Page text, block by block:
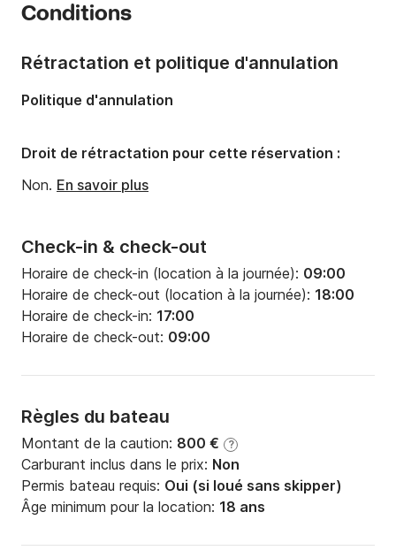
Nombre de couchages:
Nombre de salles de bains:
Tirant d'eau:2.09m
Puissance moteur:27cv
Conditions
Check-in & check-out
Horaire de check-in (location à la journée): 09:00
Horaire de check-out (location à la journée): 18:00
Horaire de check-in: 17:00
Horaire de check-out: 09:00
Règles du bateau
Montant de la caution: 800 € ?
Carburant inclus dans le prix: Non
Permis bateau requis: Oui (si loué sans skipper)
Âge minimum pour la location: 18 ans
Rétractation et politique d'annulation
Politique d'annulation
Droit de rétractation pour cette réservation :
Non. En savoir plus